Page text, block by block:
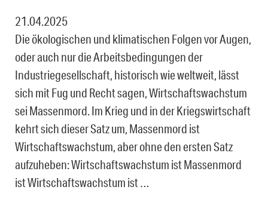
21.04.2025
Die ökologischen und klimatischen Folgen vor Augen,
oder auch nur die Arbeitsbedingungen der
Industriegesellschaft, historisch wie weltweit, lässt
sich mit Fug und Recht sagen, Wirtschaftswachstum
sei Massenmord. Im Krieg und in der Kriegswirtschaft
kehrt sich dieser Satz um, Massenmord ist
Wirtschaftswachstum, aber ohne den ersten Satz
aufzuheben: Wirtschaftswachstum ist Massenmord
ist Wirtschaftswachstum ist …